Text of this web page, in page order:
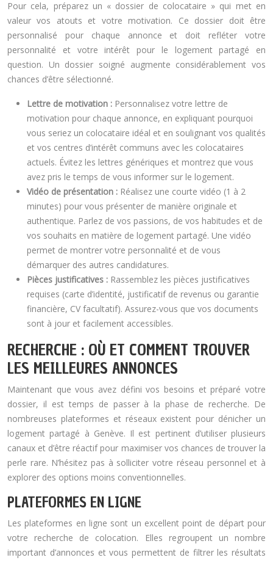
Pour cela, préparez un « dossier de colocataire » qui met en
valeur vos atouts et votre motivation. Ce dossier doit être
personnalisé pour chaque annonce et doit refléter votre
personnalité et votre intérêt pour le logement partagé en
question. Un dossier soigné augmente considérablement vos
chances d’être sélectionné.
Lettre de motivation : Personnalisez votre lettre de
motivation pour chaque annonce, en expliquant pourquoi
vous seriez un colocataire idéal et en soulignant vos qualités
et vos centres d’intérêt communs avec les colocataires
actuels. Évitez les lettres génériques et montrez que vous
avez pris le temps de vous informer sur le logement.
Vidéo de présentation : Réalisez une courte vidéo (1 à 2
minutes) pour vous présenter de manière originale et
authentique. Parlez de vos passions, de vos habitudes et de
vos souhaits en matière de logement partagé. Une vidéo
permet de montrer votre personnalité et de vous
démarquer des autres candidatures.
Pièces justificatives : Rassemblez les pièces justificatives
requises (carte d’identité, justificatif de revenus ou garantie
financière, CV facultatif). Assurez-vous que vos documents
sont à jour et facilement accessibles.
RECHERCHE : OÙ ET COMMENT TROUVER
LES MEILLEURES ANNONCES
Maintenant que vous avez défini vos besoins et préparé votre
dossier, il est temps de passer à la phase de recherche. De
nombreuses plateformes et réseaux existent pour dénicher un
logement partagé à Genève. Il est pertinent d’utiliser plusieurs
canaux et d’être réactif pour maximiser vos chances de trouver la
perle rare. N’hésitez pas à solliciter votre réseau personnel et à
explorer des options moins conventionnelles.
PLATEFORMES EN LIGNE
Les plateformes en ligne sont un excellent point de départ pour
votre recherche de colocation. Elles regroupent un nombre
important d’annonces et vous permettent de filtrer les résultats